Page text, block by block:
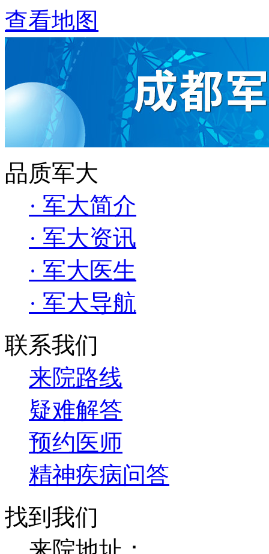
查看地图
品质军大
· 军大简介
· 军大资讯
· 军大医生
· 军大导航
联系我们
来院路线
疑难解答
预约医师
精神疾病问答
找到我们